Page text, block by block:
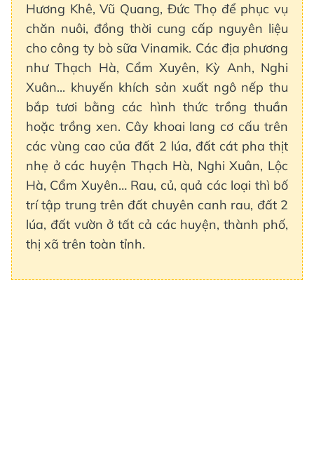
Hương Khê, Vũ Quang, Đức Thọ để phục vụ
chăn nuôi, đồng thời cung cấp nguyên liệu
cho công ty bò sữa Vinamik. Các địa phương
như Thạch Hà, Cẩm Xuyên, Kỳ Anh, Nghi
Xuân... khuyến khích sản xuất ngô nếp thu
bắp tươi bằng các hình thức trồng thuần
hoặc trồng xen. Cây khoai lang cơ cấu trên
các vùng cao của đất 2 lúa, đất cát pha thịt
nhẹ ở các huyện Thạch Hà, Nghi Xuân, Lộc
Hà, Cẩm Xuyên… Rau, củ, quả các loại thì bố
trí tập trung trên đất chuyên canh rau, đất 2
lúa, đất vườn ở tất cả các huyện, thành phố,
thị xã trên toàn tỉnh.